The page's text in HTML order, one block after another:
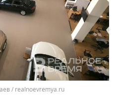
/ realnoevremya.ru